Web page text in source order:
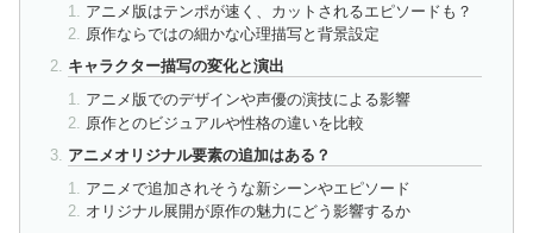
アニメ版はテンポが速く、カットされるエピソードも？
原作ならではの細かな心理描写と背景設定
キャラクター描写の変化と演出
アニメ版でのデザインや声優の演技による影響
原作とのビジュアルや性格の違いを比較
アニメオリジナル要素の追加はある？
アニメで追加されそうな新シーンやエピソード
オリジナル展開が原作の魅力にどう影響するか